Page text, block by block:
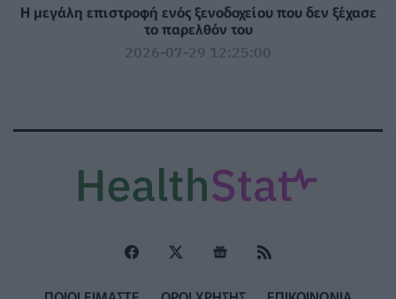
Η μεγάλη επιστροφή ενός ξενοδοχείου που δεν ξέχασε
το παρελθόν του
2026-07-29 12:25:00